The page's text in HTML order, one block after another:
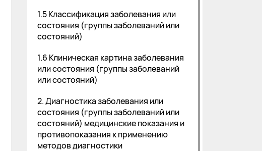
1.5 Классификация заболевания или
состояния (группы заболеваний или
состояний)
1.6 Клиническая картина заболевания
или состояния (группы заболеваний
или состояний)
2. Диагностика заболевания или
состояния (группы заболеваний или
состояний) медицинские показания и
противопоказания к применению
методов диагностики